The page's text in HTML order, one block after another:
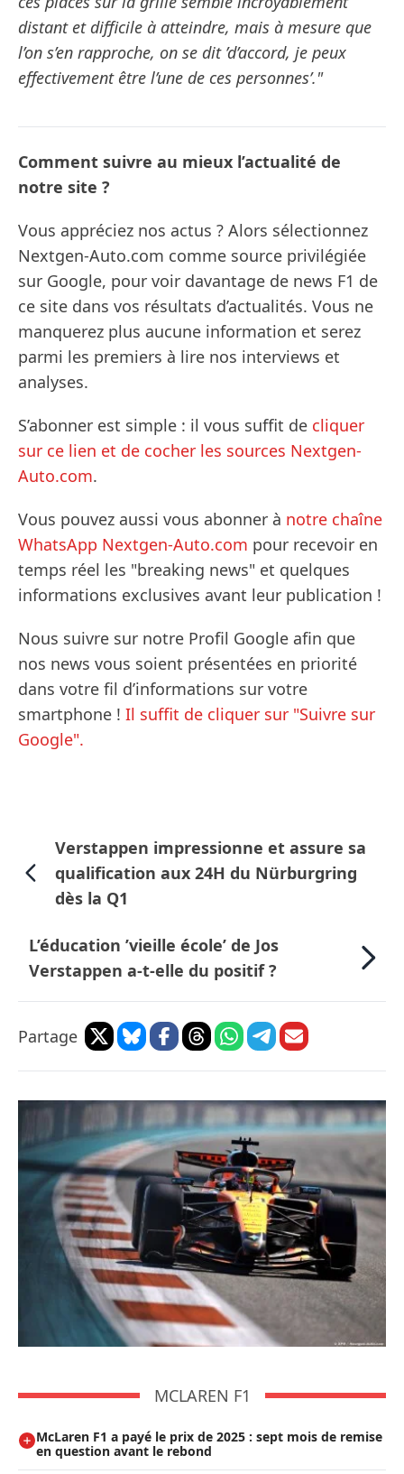
distant et difficile à atteindre, mais à mesure que
l’on s’en rapproche, on se dit ’d’accord, je peux
effectivement être l’une de ces personnes’."
Comment suivre au mieux l’actualité de
notre site ?
Vous appréciez nos actus ? Alors sélectionnez
Nextgen-Auto.com comme source privilégiée
sur Google, pour voir davantage de news F1 de
ce site dans vos résultats d’actualités. Vous ne
manquerez plus aucune information et serez
parmi les premiers à lire nos interviews et
analyses.
S’abonner est simple : il vous suffit de cliquer
sur ce lien et de cocher les sources Nextgen-
Auto.com.
Vous pouvez aussi vous abonner à notre chaîne
WhatsApp Nextgen-Auto.com pour recevoir en
temps réel les "breaking news" et quelques
informations exclusives avant leur publication !
Nous suivre sur notre Profil Google afin que
nos news vous soient présentées en priorité
dans votre fil d’informations sur votre
smartphone ! Il suffit de cliquer sur "Suivre sur
Google".
Verstappen impressionne et assure sa
qualification aux 24H du Nürburgring
dès la Q1
L’éducation ’vieille école’ de Jos
Verstappen a-t-elle du positif ?
Partage
MCLAREN F1
McLaren F1 a payé le prix de 2025 : sept mois de remise
en question avant le rebond